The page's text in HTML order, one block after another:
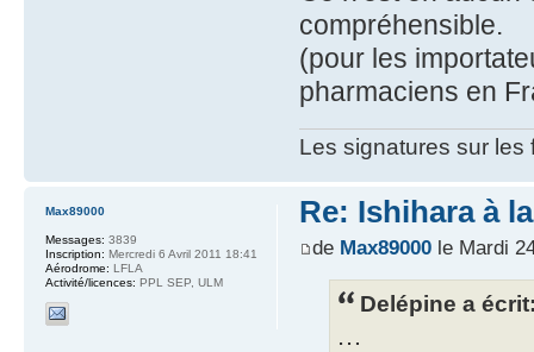
compréhensible.
(pour les
pharmaciens en
Les signatures sur les
Re: Ishihara à
de Max89000le Mardi
Delépine a
…
Max89000
Messages: 3839
Inscription: Mercredi 6 Avril 2011 18:41
Aérodrome: LFLA
Activité/licences: PPL SEP, ULM